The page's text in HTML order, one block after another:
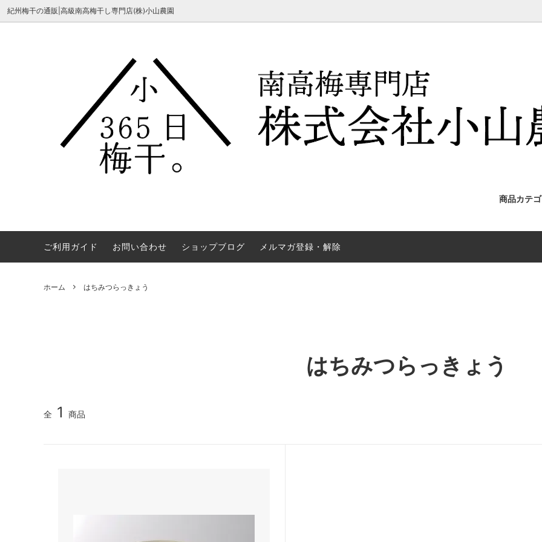
UA-167896934-1
紀州梅干の通販|高級南高梅干し専門店(株)小山農園
商品カテ
こやまのうめ飴 しそ漬 干し梅
本家のうめ
梅つぶエキス
梅歯みがき
梅酒 おもたせ 贈答用
キャンペーン商品
す。
ご利用ガイド お問い合わせ ショップブログ メルマガ登録・解除
ホーム はちみつらっきょう
はちみつらっきょう
全 1 商品